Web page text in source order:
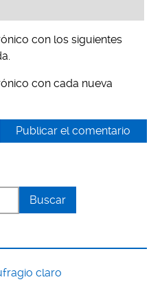
con los siguientes
con cada nueva
claro